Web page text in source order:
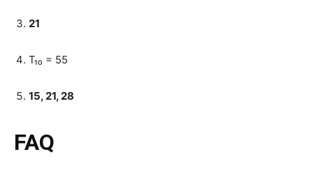
21
T₁₀ = 55
15, 21, 28
FAQ